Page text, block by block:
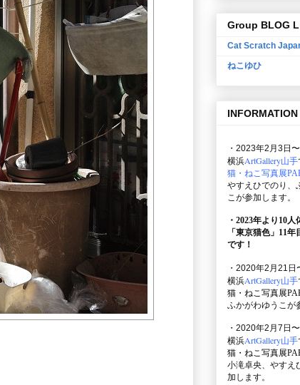
Group BLOG
Cat Scratch
ねこゆひ
INFORMATION
・2023年2月3日
横浜ArtGallery山手
猫・ねこ写真展
やすえひでのり、
こが参加します。
・2023年より10
「東京猫色」 11年
です！
・2020年2月21日
横浜ArtGallery山手
猫・ねこ写真展
ふかがわゆうこが
・2020年2月7日
横浜ArtGallery山手
猫・ねこ写真展
小滝卓央、やすえ
加します。